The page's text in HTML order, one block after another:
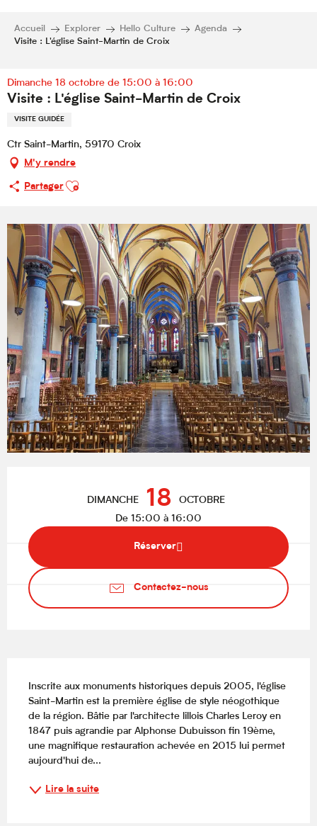
Accueil Explorer Hello Culture
Agenda
Visite : L'église Saint-Martin de Croix
Dimanche 18 octobre de 15:00 à 16:00
Visite : L'église Saint-Martin de Croix
VISITE GUIDÉE
Ctr Saint-Martin, 59170 Croix
M'y rendre
Partager
Ajouter aux favoris
DIMANCHE 18 OCTOBRE
De 15:00 à 16:00
Réserver
Contactez-nous
Inscrite aux monuments historiques depuis 2005, l'église
Saint-Martin est la première église de style néogothique
de la région. Bâtie par l'architecte lillois Charles Leroy en
1847 puis agrandie par Alphonse Dubuisson fin 19ème,
une magnifique restauration achevée en 2015 lui permet
aujourd'hui de...
Lire la suite